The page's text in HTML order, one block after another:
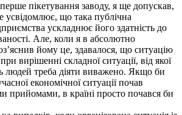
пікетування заводу, я ще допускав,
що така публічна
ускладнює його здатність до
Але, коли я в абсолютно
йому це, здавалося, що ситуацію
вирішенні складної ситуації, від якої
людей треба діяти виважено. Якщо би
економічної ситуації почав
прийомами, в країні просто почався би